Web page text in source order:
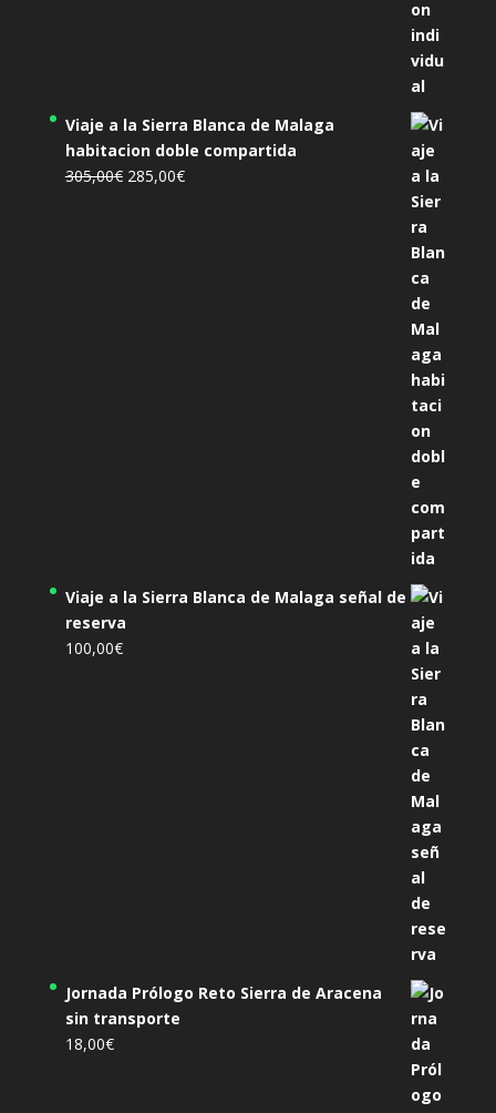
Viaje a la Sierra Blanca de Malaga
habitacion doble compartida
305,00€ El
285,00€El
Viaje a la Sierra Blanca de Malaga señal de
reserva
100,00€
Jornada Prólogo Reto Sierra de Aracena
sin transporte
18,00€